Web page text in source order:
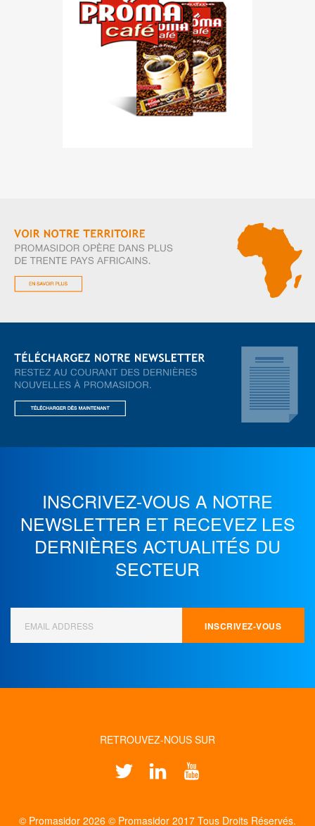
Promacafé, le savoureux café
instantané riche et aromatique. Un
mélange de haute qualité des
meilleurs cafés Robusta et Arabica
100% pur...
EN SAVOIR PLUS
INSCRIVEZ-VOUS A NOTRE
NEWSLETTER ET RECEVEZ LES
DERNIÈRES ACTUALITÉS DU
SECTEUR
RETROUVEZ-NOUS SUR
© Promasidor 2026 © Promasidor 2017 Tous Droits Réservés.